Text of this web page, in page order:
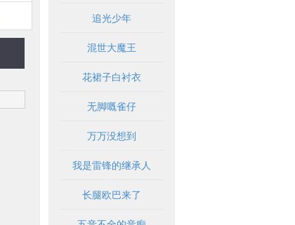
追光少年
混世大魔王
花裙子白衬衣
无脚嘅雀仔
万万没想到
我是雷锋的继承人
长腿欧巴来了